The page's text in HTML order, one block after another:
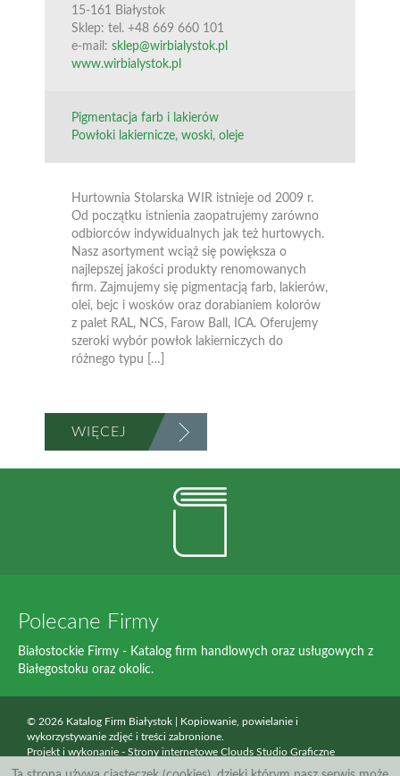
15-161 Białystok
Sklep: tel. +48 669 660 101
e-mail: sklep@wirbialystok.pl
www.wirbialystok.pl
Pigmentacja farb i lakierów
Powłoki lakiernicze, woski, oleje
Hurtownia Stolarska WIR istnieje od 2009 r.
Od początku istnienia zaopatrujemy zarówno
odbiorców indywidualnych jak też hurtowych.
Nasz asortyment wciąż się powiększa o
najlepszej jakości produkty renomowanych
firm. Zajmujemy się pigmentacją farb, lakierów,
olei, bejc i wosków oraz dorabianiem kolorów
z palet RAL, NCS, Farow Ball, ICA. Oferujemy
szeroki wybór powłok lakierniczych do
różnego typu […]
WIĘCEJ
Polecane Firmy
Białostockie Firmy - Katalog firm handlowych oraz usługowych z
Białegostoku oraz okolic.
© 2026 Katalog Firm Białystok | Kopiowanie, powielanie i
wykorzystywanie zdjęć i treści zabronione.
Projekt i wykonanie - Strony internetowe Clouds Studio Graficzne